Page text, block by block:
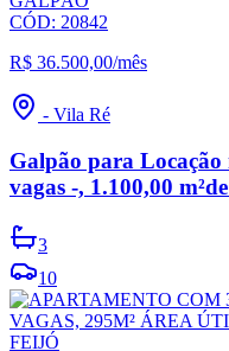
CÓD: 20842
R$ 36.500,00/mês
- Vila Ré
Galpão para
vagas -, 1.100,00
3
10